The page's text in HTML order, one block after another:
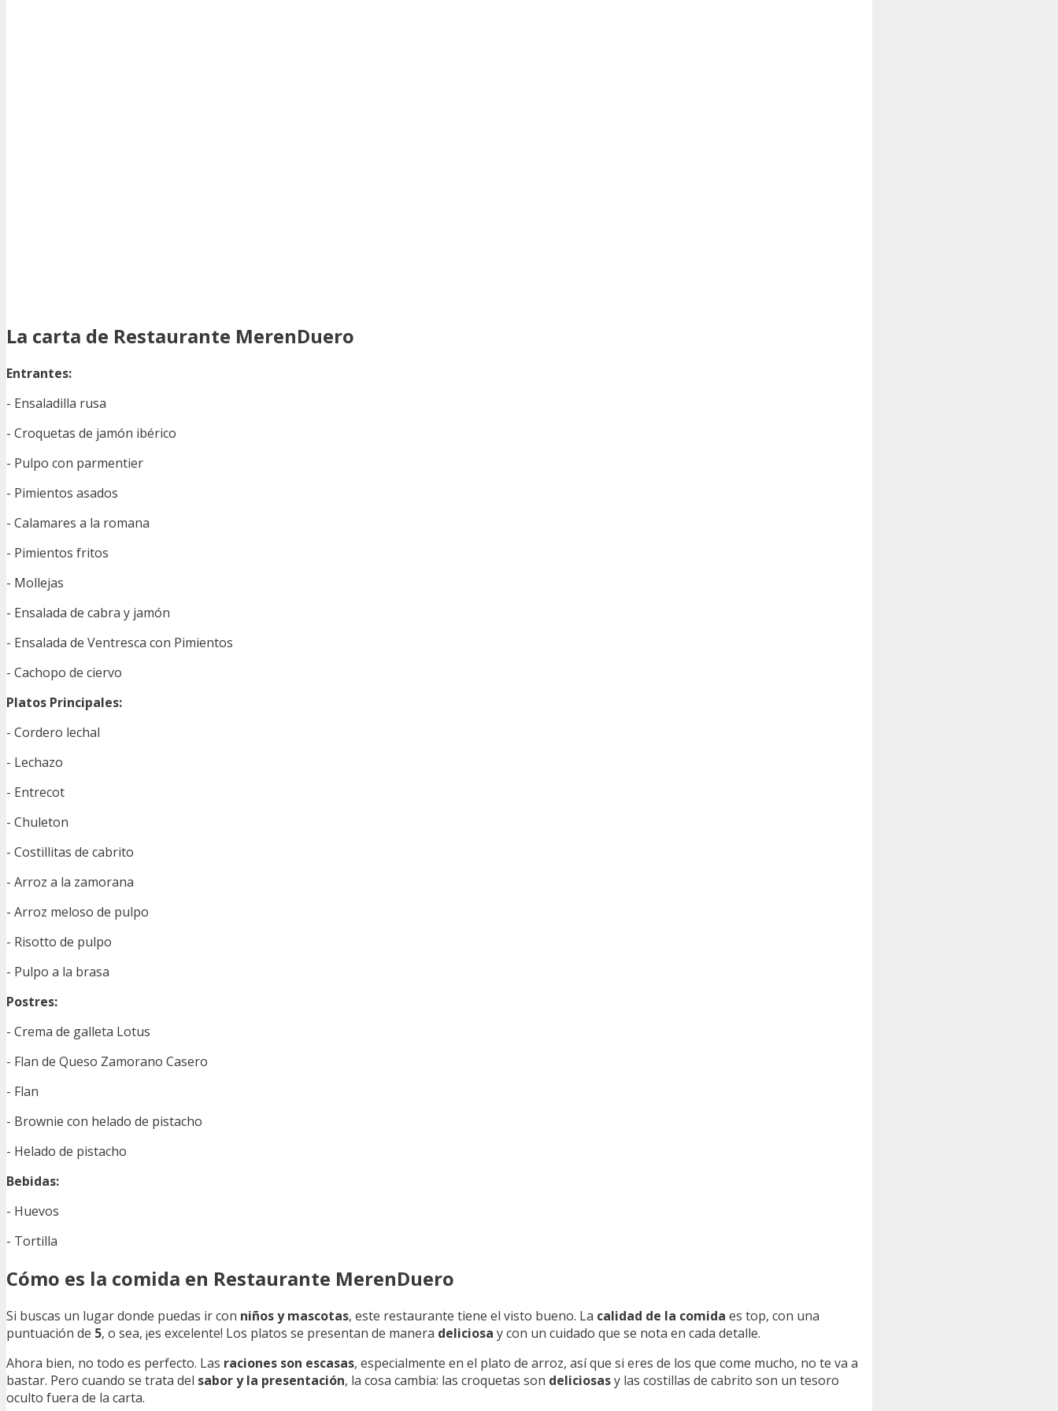
La carta de Restaurante MerenDuero
Entrantes:
- Ensaladilla rusa
- Croquetas de jamón ibérico
- Pulpo con parmentier
- Pimientos asados
- Calamares a la romana
- Pimientos fritos
- Mollejas
- Ensalada de cabra y jamón
- Ensalada de Ventresca con Pimientos
- Cachopo de ciervo
Platos Principales:
- Cordero lechal
- Lechazo
- Entrecot
- Chuleton
- Costillitas de cabrito
- Arroz a la zamorana
- Arroz meloso de pulpo
- Risotto de pulpo
- Pulpo a la brasa
Postres:
- Crema de galleta Lotus
- Flan de Queso Zamorano Casero
- Flan
- Brownie con helado de pistacho
- Helado de pistacho
Bebidas:
- Huevos
- Tortilla
Cómo es la comida en Restaurante MerenDuero
Si buscas un lugar donde puedas ir con niños y mascotas, este restaurante tiene el visto bueno. La calidad de la comida es top, con una
puntuación de 5, o sea, ¡es excelente! Los platos se presentan de manera deliciosa y con un cuidado que se nota en cada detalle.
Ahora bien, no todo es perfecto. Las raciones son escasas, especialmente en el plato de arroz, así que si eres de los que come mucho, no te va a
bastar. Pero cuando se trata del sabor y la presentación, la cosa cambia: las croquetas son deliciosasy las costillas de cabrito son un tesoro
oculto fuera de la carta.